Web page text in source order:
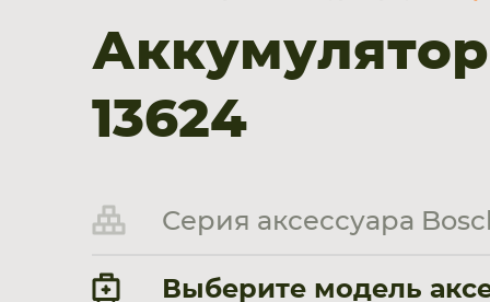
НОУТБУКА
ПЛАНШЕТА
СМАРТФОНА
13624
Серия аксессуара
Выберите модель